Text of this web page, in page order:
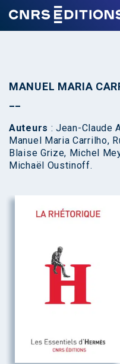
MANUEL MARIA
Auteurs : Jean-Claude
Manuel Maria Carrilho,
Blaise Grize, Michel
Michaël Oustinoff.